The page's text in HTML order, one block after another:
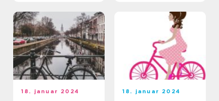
18. januar 2024 18. januar 2024